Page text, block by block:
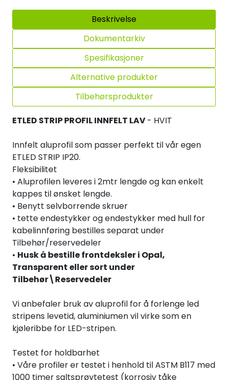
Beskrivelse
Dokumentarkiv
Spesifikasjoner
Alternative produkter
Tilbehørsprodukter
ETLED STRIP PROFIL INNFELT LAV- HVIT
Innfelt aluprofil som passer perfekt til vår egen
ETLED STRIP IP20.
Fleksibilitet
• Aluprofilen leveres i 2mtr lengde og kan enkelt
kappes til ønsket lengde.
• Benytt selvborrende skruer
• tette endestykker og endestykker med hull for
kabelinnføring bestilles separat under
Tilbehør/reservedeler
• Husk å bestille frontdeksler i Opal,
Transparent eller sort under
Tilbehør\Reservedeler
Vi anbefaler bruk av aluprofil for å forlenge led
stripens levetid, aluminiumen vil virke som en
kjøleribbe for LED-stripen.
Testet for holdbarhet
• Våre profiler er testet i henhold til ASTM B117 med
1000 timer saltsprøytetest (korrosiv tåke